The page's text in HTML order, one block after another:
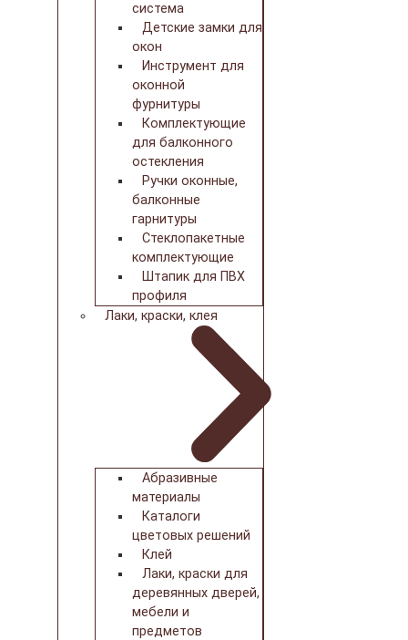
система
Детские замки для
окон
Инструмент для
оконной
фурнитуры
Комплектующие
для балконного
остекления
Ручки оконные,
балконные
гарнитуры
Стеклопакетные
комплектующие
Штапик для ПВХ
профиля
Лаки, краски, клея
Абразивные
материалы
Каталоги
цветовых решений
Клей
Лаки, краски для
деревянных дверей,
мебели и
предметов